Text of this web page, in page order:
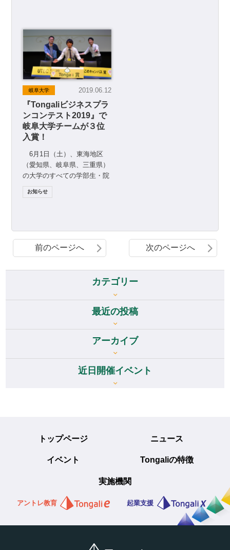
岐阜大学 2019.06.12
『Tongaliビジネスプラ
ンコンテスト2019』で
岐阜大学チームが３位
入賞！
6月1日（土）、東海地区
（愛知県、岐阜県、三重県）
の大学のすべての学部生・院
生等を対象に、技術やビジネ
スシーズ・アイデアをもとに
お知らせ
前のページへ 次のページへ
カテゴリー
最近の投稿
アーカイブ
近日開催イベント
トップページ ニュース
イベント Tongaliの特徴
実施機関
アントレ教育 起業支援